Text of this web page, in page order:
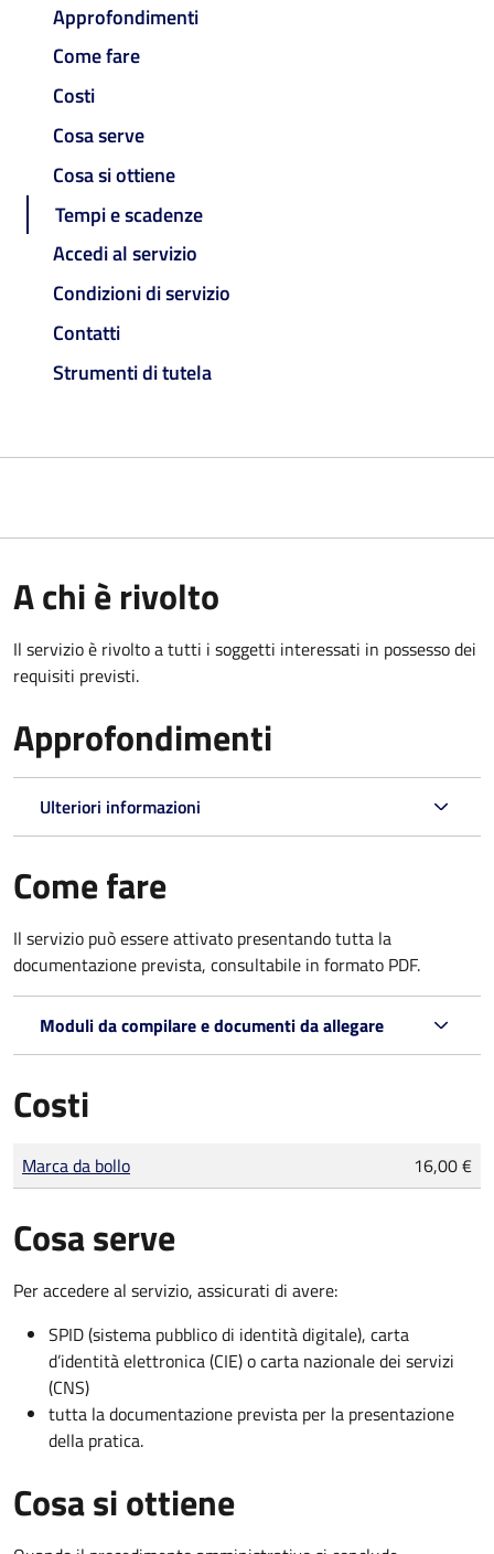
Approfondimenti
Come fare
Costi
Cosa serve
Cosa si ottiene
Tempi e scadenze
Accedi al servizio
Condizioni di servizio
Contatti
Strumenti di tutela
A chi è rivolto
Il servizio è rivolto a tutti i soggetti interessati in possesso dei
requisiti previsti.
Approfondimenti
Ulteriori informazioni
Come fare
Il servizio può essere attivato presentando tutta la
documentazione prevista, consultabile in formato PDF.
Moduli da compilare e documenti da allegare
Costi
Tipo di pagamento
Importo
Marca da bollo 16,00 €
Cosa serve
Per accedere al servizio, assicurati di avere:
SPID (sistema pubblico di identità digitale), carta
d’identità elettronica (CIE) o carta nazionale dei servizi
(CNS)
tutta la documentazione prevista per la presentazione
della pratica.
Cosa si ottiene